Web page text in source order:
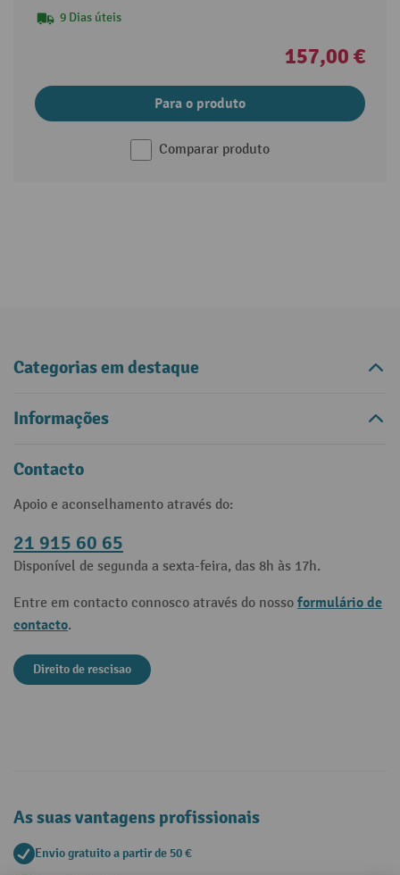
9 Dias úteis
157,00 €
Para o produto
Comparar produto
Categorias em destaque
Informações
Contacto
Apoio e aconselhamento através do:
21 915 60 65
Disponível de segunda a sexta-feira, das 8h às 17h.
Entre em contacto connosco através do nosso formulário de
contacto.
Direito de rescisao
As suas vantagens profissionais
Envio gratuito a partir de 50 €